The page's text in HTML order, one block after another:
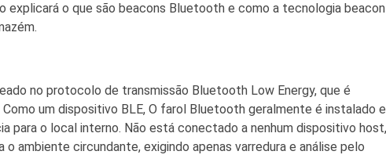
explicará o que são beacons Bluetooth e como a tecnologia beacon
no protocolo de transmissão Bluetooth Low Energy, que é
um dispositivo BLE, O farol Bluetooth geralmente é instalado
para o local interno. Não está conectado a nenhum dispositivo host,
ambiente circundante, exigindo apenas varredura e análise pelo